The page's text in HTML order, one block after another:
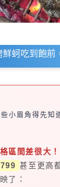
鮮蚵吃到飽前
小眉角得先知
區間差很大！
甚至更高
了：